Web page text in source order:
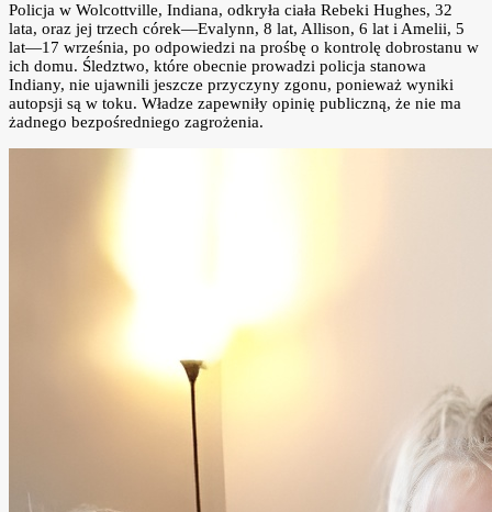
Policja w Wolcottville, Indiana, odkryła ciała Rebeki Hughes, 32
lata, oraz jej trzech córek—Evalynn, 8 lat, Allison, 6 lat i Amelii, 5
lat—17 września, po odpowiedzi na prośbę o kontrolę dobrostanu w
ich domu. Śledztwo, które obecnie prowadzi policja stanowa
Indiany, nie ujawnili jeszcze przyczyny zgonu, ponieważ wyniki
autopsji są w toku. Władze zapewniły opinię publiczną, że nie ma
żadnego bezpośredniego zagrożenia.